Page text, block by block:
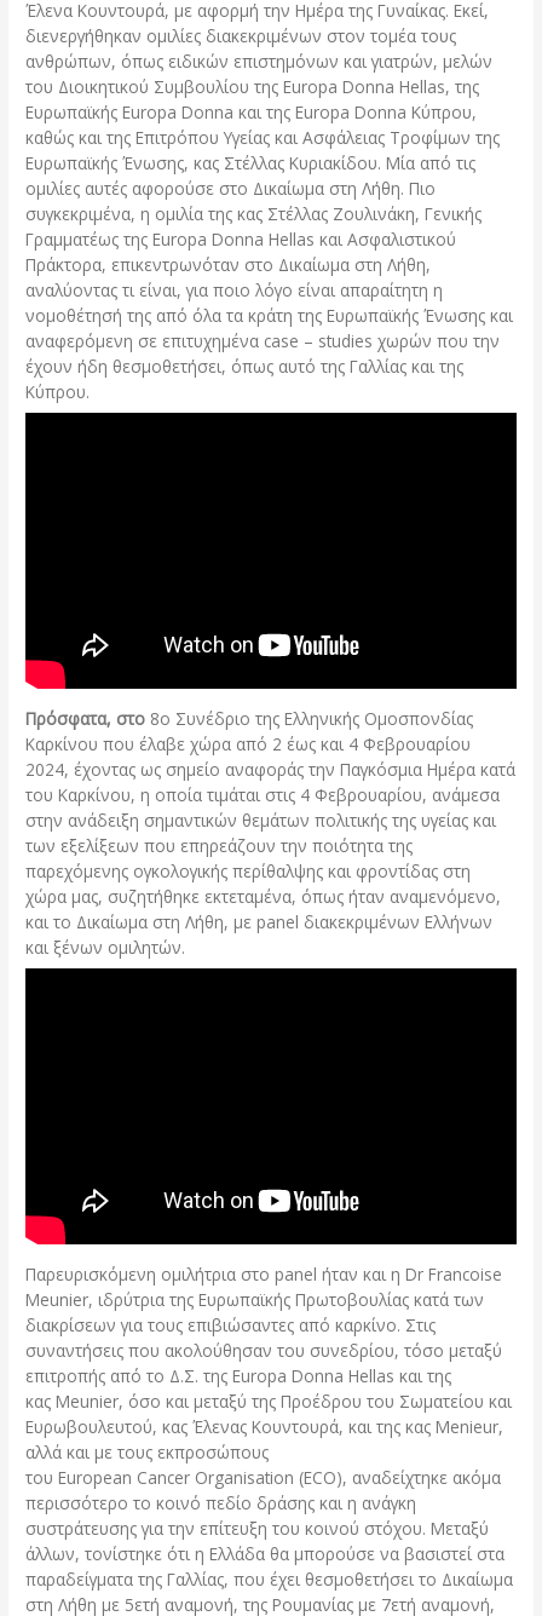
Έλενα Κουντουρά, με αφορμή την Ημέρα της Γυναίκας. Εκεί,
διενεργήθηκαν ομιλίες διακεκριμένων στον τομέα τους
ανθρώπων, όπως ειδικών επιστημόνων και γιατρών, μελών
του Διοικητικού Συμβουλίου της Europa Donna Hellas, της
Ευρωπαϊκής Europa Donna και της Europa Donna Κύπρου,
καθώς και της Επιτρόπου Υγείας και Ασφάλειας Τροφίμων της
Ευρωπαϊκής Ένωσης, κας Στέλλας Κυριακίδου. Μία από τις
ομιλίες αυτές αφορούσε στο Δικαίωμα στη Λήθη. Πιο
συγκεκριμένα, η ομιλία της κας Στέλλας Ζουλινάκη, Γενικής
Γραμματέως της Europa Donna Hellas και Ασφαλιστικού
Πράκτορα, επικεντρωνόταν στο Δικαίωμα στη Λήθη,
αναλύοντας τι είναι, για ποιο λόγο είναι απαραίτητη η
νομοθέτησή της από όλα τα κράτη της Ευρωπαϊκής Ένωσης και
αναφερόμενη σε επιτυχημένα case – studies χωρών που την
έχουν ήδη θεσμοθετήσει, όπως αυτό της Γαλλίας και της
Κύπρου.
Πρόσφατα, στο 8ο Συνέδριο της Ελληνικής Ομοσπονδίας
Καρκίνου που έλαβε χώρα από 2 έως και 4 Φεβρουαρίου
2024, έχοντας ως σημείο αναφοράς την Παγκόσμια Ημέρα κατά
του Καρκίνου, η οποία τιμάται στις 4 Φεβρουαρίου, ανάμεσα
στην ανάδειξη σημαντικών θεμάτων πολιτικής της υγείας και
των εξελίξεων που επηρεάζουν την ποιότητα της
παρεχόμενης ογκολογικής περίθαλψης και φροντίδας στη
χώρα μας, συζητήθηκε εκτεταμένα, όπως ήταν αναμενόμενο,
και το Δικαίωμα στη Λήθη, με panel διακεκριμένων Ελλήνων
και ξένων ομιλητών.
Παρευρισκόμενη ομιλήτρια στο panel ήταν και η Dr Francoise
Meunier, ιδρύτρια της Ευρωπαϊκής Πρωτοβουλίας κατά των
διακρίσεων για τους επιβιώσαντες από καρκίνο. Στις
συναντήσεις που ακολούθησαν του συνεδρίου, τόσο μεταξύ
επιτροπής από το Δ.Σ. της Europa Donna Hellas και της
κας Meunier, όσο και μεταξύ της Προέδρου του Σωματείου και
Ευρωβουλευτού, κας Έλενας Κουντουρά, και της κας Menieur,
αλλά και με τους εκπροσώπους
του European Cancer Organisation (ECO), αναδείχτηκε ακόμα
περισσότερο το κοινό πεδίο δράσης και η ανάγκη
συστράτευσης για την επίτευξη του κοινού στόχου. Μεταξύ
άλλων, τονίστηκε ότι η Ελλάδα θα μπορούσε να βασιστεί στα
παραδείγματα της Γαλλίας, που έχει θεσμοθετήσει το Δικαίωμα
στη Λήθη με 5ετή αναμονή, της Ρουμανίας με 7ετή αναμονή,